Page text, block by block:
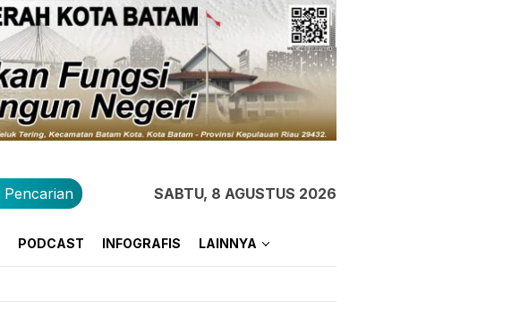
Pencarian SABTU, 8 AGUSTUS 2026
PODCAST INFOGRAFIS LAINNYA